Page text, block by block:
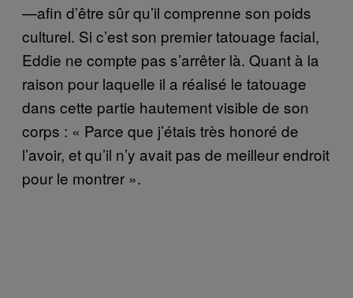
—afin d’être sûr qu’il comprenne son poids
culturel. Si c’est son premier tatouage facial,
Eddie ne compte pas s’arrêter là. Quant à la
raison pour laquelle il a réalisé le tatouage
dans cette partie hautement visible de son
corps : « Parce que j’étais très honoré de
l’avoir, et qu’il n’y avait pas de meilleur endroit
pour le montrer ».